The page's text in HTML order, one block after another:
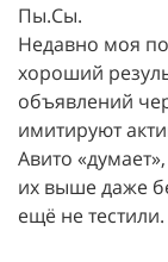
Пы.Сы.
Недавно моя
хороший
объявлений
имитируют
Авито
их выше даже
ещё не тестили.